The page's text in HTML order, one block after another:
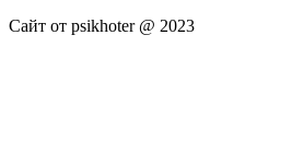
Сайт от psikhoter @ 2023